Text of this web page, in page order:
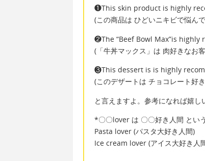
❶This skin product is highly
(この商品は ひどいニキビで悩ん
❷The “Beef Bowl Max”is
(「牛丼マックス」は 肉好きなお
❸This dessert is is highly
(このデザートは チョコレート好
と言えますよ。参考になれば嬉し
*〇〇lover は 〇〇好き人間 とい
Pasta lover (パスタ大好き人間)
Ice cream lover (アイス大好き人間